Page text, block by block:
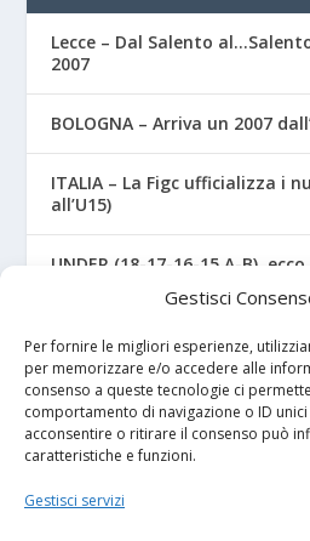
Gestisci
Per fornire le migliori esperienze,
per memorizzare e/o accedere alle
consenso a queste tecnologie ci
comportamento di navigazione o ID
acconsentire o ritirare il consenso può
caratteristiche e funzioni.
Gestisci servizi
Lecce – Dal Salento
2007
BOLOGNA – Arriva un 2007
ITALIA – La Figc ufficializza i
all’U15)
UNDER (18-17-16-15 A-B),
NAPOLI – Tre ex Benevento
per gli azzurri
I NOSTRI SPONSOR